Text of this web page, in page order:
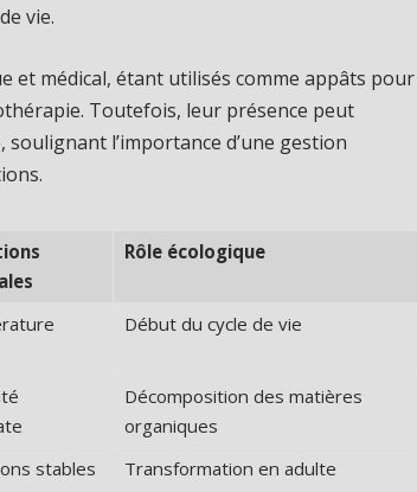
vie.
et médical, étant utilisés comme appâts pour
Toutefois, leur présence peut
l’importance d’une gestion
Rôle écologique
Début du cycle de vie
Décomposition des matières
organiques
stables Transformation en adulte